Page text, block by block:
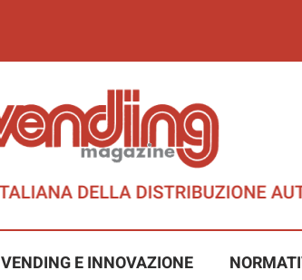
VENDING E INNOVAZIONE